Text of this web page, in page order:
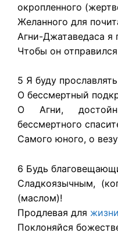
окропленного
Желанного для
Агни-Джатаведаса я
Чтобы он
5 Я буду
О бессмертный
О Агни,
бессмертного
Самого юного, о
6 Будь
Сладкоязычным,
(маслом)!
Продлевая для жизни
Поклоняйся